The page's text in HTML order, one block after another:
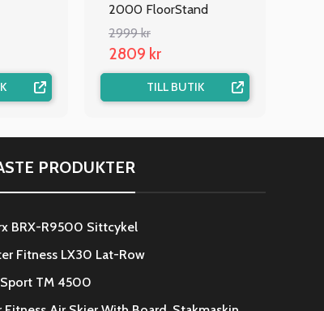
2000 FloorStand
2999 kr
2809 kr
TILL BUTIK
PRODUKTER
BRX-R9500 Sittcykel
Fitness LX30 Lat-Row
TM 4500